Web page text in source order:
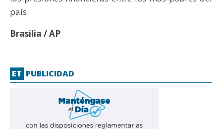
país.
Brasilia / AP
ET PUBLICIDAD